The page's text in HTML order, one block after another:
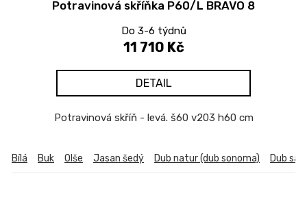
Potravinová skříňka P60/L BRAVO 8
Do 3-6 týdnů
11 710 Kč
DETAIL
Potravinová skříň - levá. š60 v203 h60 cm
Bílá Buk Olše Jasan šedý Dub natur (dub sonoma) Dub